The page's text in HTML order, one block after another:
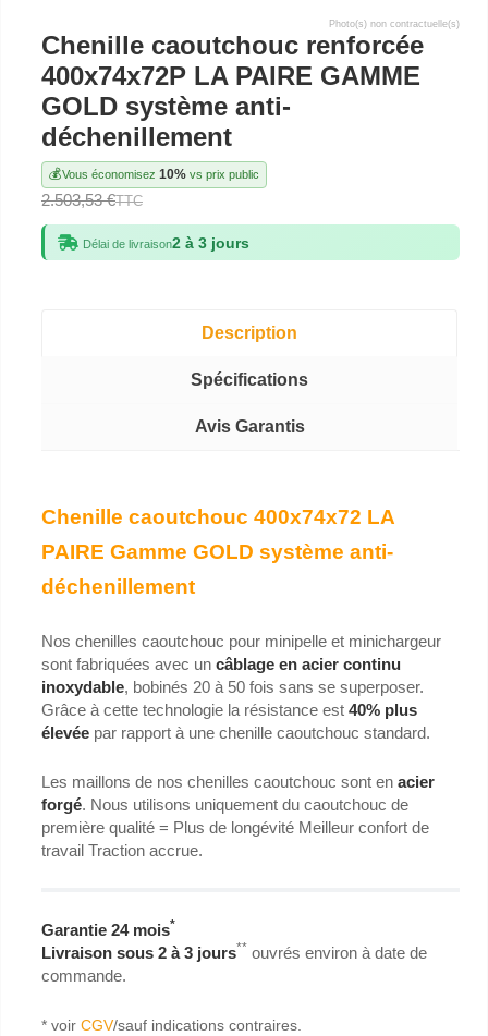
Photo(s) non contractuelle(s)
Chenille caoutchouc renforcée
400x74x72P LA PAIRE GAMME
GOLD système anti-
déchenillement
💰Vous économisez 10% vs prix public
2.503,53 €TTC
Délai de livraison2 à 3 jours
Description
Spécifications
Avis Garantis
Chenille caoutchouc 400x74x72 LA
PAIRE Gamme GOLD système anti-
déchenillement
Nos chenilles caoutchouc pour minipelle et minichargeur
sont fabriquées avec un câblage en acier continu
inoxydable, bobinés 20 à 50 fois sans se superposer.
Grâce à cette technologie la résistance est 40% plus
élevée par rapport à une chenille caoutchouc standard.
Les maillons de nos chenilles caoutchouc sont en acier
forgé. Nous utilisons uniquement du caoutchouc de
première qualité = Plus de longévité Meilleur confort de
travail Traction accrue.
Garantie 24 mois*
Livraison sous 2 à 3 jours** ouvrés environ à date de
commande.
* voir CGV/sauf indications contraires.